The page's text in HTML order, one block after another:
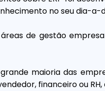
no seu dia-a-
de gestão
maioria das
financeiro ou